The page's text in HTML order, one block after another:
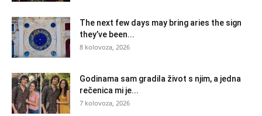
The next few days may bring aries the sign
they’ve been...
8 kolovoza, 2026
Godinama sam gradila život s njim, a jedna
rečenica mi je...
7 kolovoza, 2026